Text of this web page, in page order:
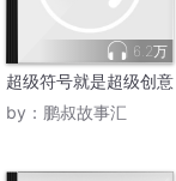
6.2万
超级符号就是超级创意
by： 鹏叔故事汇